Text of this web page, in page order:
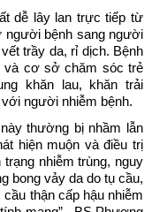
dễ lây lan trực tiếp từ
người bệnh sang người
trầy da, rỉ dịch. Bệnh
và cơ sở chăm sóc trẻ
khăn lau, khăn trải
người nhiễm bệnh.
thường bị nhầm lẫn
hiện muộn và điều trị
nhiễm trùng, nguy
bong vảy da do tụ cầu,
thận cấp hậu nhiễm